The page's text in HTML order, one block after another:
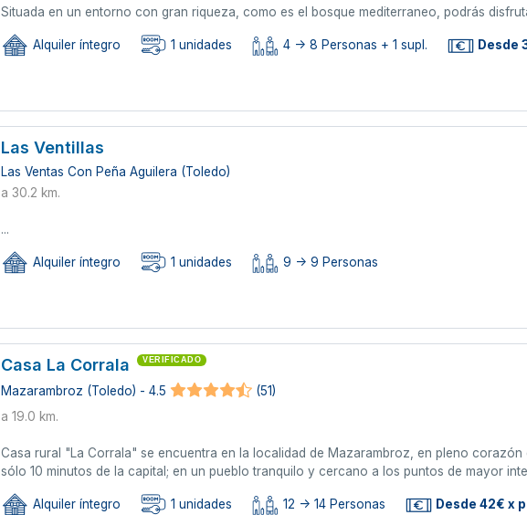
Situada en un entorno con gran riqueza, como es el bosque mediterraneo, podrás
Alquiler íntegro 1 unidades 4 -> 8 Personas + 1 supl. Desde
Las Ventillas
Las Ventas Con Peña Aguilera (Toledo)
a 30.2 km.
...
Alquiler íntegro 1 unidades 9 -> 9 Personas
Casa La Corrala VERIFICADO
Mazarambroz (Toledo) - 4.5
(51)
a 19.0 km.
Casa rural "La Corrala" se encuentra en la localidad de Mazarambroz, en pleno
sólo 10 minutos de la capital; en un pueblo tranquilo y cercano a los puntos de mayor
Alquiler íntegro 1 unidades 12 -> 14 Personas Desde 42€ x